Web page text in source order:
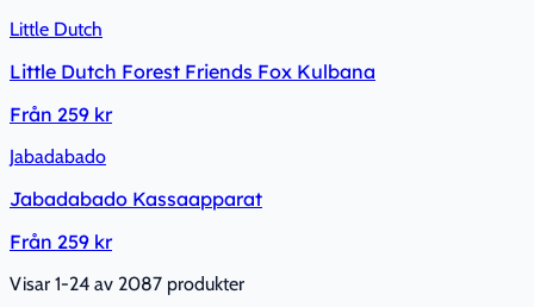
Little Dutch
Little Dutch Forest Friends Fox Kulbana
Från 259 kr
Jabadabado
Jabadabado Kassaapparat
Från 259 kr
Visar 1-24 av 2087 produkter